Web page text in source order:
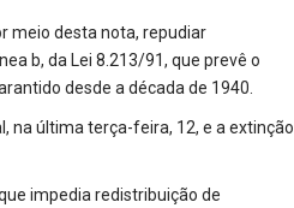
meio desta nota, repudiar
b, da Lei 8.213/91, que prevê o
desde a década de 1940.
na última terça-feira, 12, e a extinção
impedia redistribuição de